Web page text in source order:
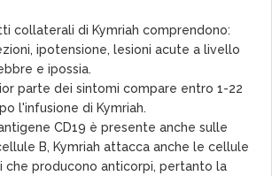
collaterali di Kymriah comprendono:
ipotensione, lesioni acute a livello
e ipossia.
parte dei sintomi compare entro 1-22
l'infusione di Kymriah.
CD19 è presente anche sulle
B, Kymriah attacca anche le cellule
che producono anticorpi, pertanto la